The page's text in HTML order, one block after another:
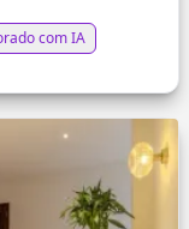
com IA